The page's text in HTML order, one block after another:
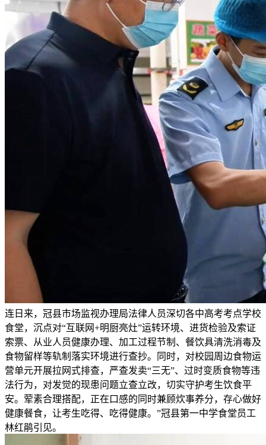
连日来，冠县市场监视办理局法律人员深切各中高考考点学校
食堂，沉点对“互联网+明厨亮灶”运转环境、进货检验及索证
索票、从业人员健康办理、加工过程节制、餐饮具清洗消毒及
食物留样等轨制落实环境进行查抄。同时，对校园周边食物运
营单元开展拉网式排查，严查发卖“三无”、过时变质食物等违
法行为，对发觉的现患问题立查立改，切实守护考生饮食平
安。荤素合理搭配，正在口感的同时兼顾炊事养分，存心做好
健康餐食，让考生吃得、吃得健康。”冠县第一中学食堂员工
林红鹃引见。